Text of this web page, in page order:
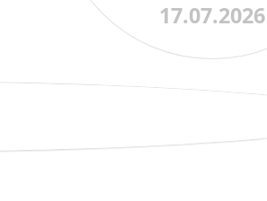
астрономии
17.07.2026